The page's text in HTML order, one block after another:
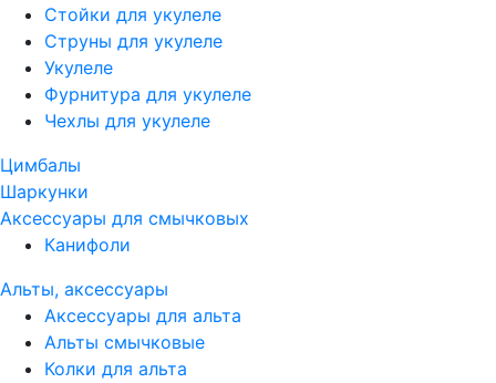
Стойки для укулеле
Струны для укулеле
Укулеле
Фурнитура для укулеле
Чехлы для укулеле
Цимбалы
Шаркунки
Аксессуары для смычковых
Канифоли
Альты, аксессуары
Аксессуары для альта
Альты смычковые
Колки для альта